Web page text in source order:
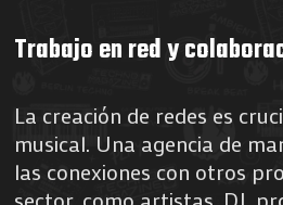
Trabajo en red y
La creación de redes es
musical. Una agencia de
las conexiones con otros